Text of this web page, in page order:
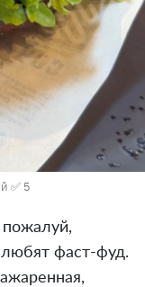
✅ 5
пожалуй,
фаст-фуд.